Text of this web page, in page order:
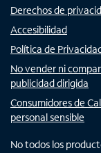
Derechos de
Accesibilidad
Política de
No vender ni
publicidad dirigida
Consumidores de
personal sensible
No todos los